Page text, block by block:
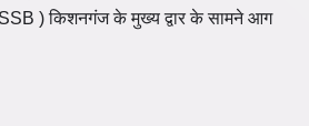
) किशनगंज के मुख्य द्वार के सामने आग